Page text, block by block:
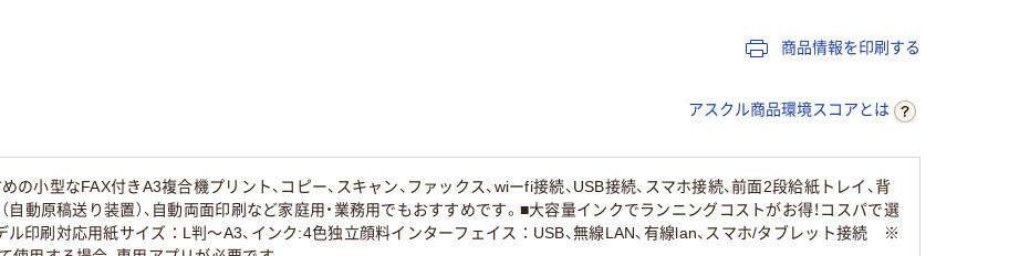
あり あり
あり あり
商品情報を印刷する
アスクル商品環境スコアとは
の小型なFAX付きA3複合機プリント、コピー、スキャン、ファックス、wiーfi接続、USB接続、スマホ接続、前面2段給紙トレイ、背
自動原稿送り装置）、自動両面印刷など家庭用・業務用でもおすすめです。■大容量インクでランニングコストがお得！コスパで選
ル印刷対応用紙サイズ：L判～A3、インク:4色独立顔料インターフェイス：USB、無線LAN、有線lan、スマホ/タブレット接続 ※